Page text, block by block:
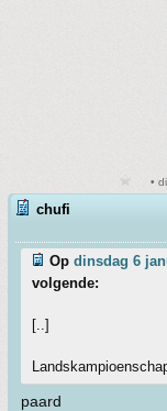
•
chufi
Op dinsdag 6
volgende:
[..]
paard